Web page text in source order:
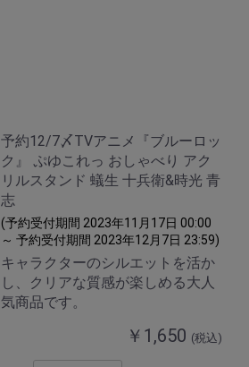
予約12/7〆TVアニメ『ブルーロッ
ク』 ぷゆこれっ おしゃべり アク
リルスタンド 蟻生 十兵衛&時光 青
志
(予約受付期間 2023年11月17日 00:00
～ 予約受付期間 2023年12月7日 23:59)
キャラクターのシルエットを活か
し、クリアな質感が楽しめる大人
気商品です。
￥1,650 (税込)